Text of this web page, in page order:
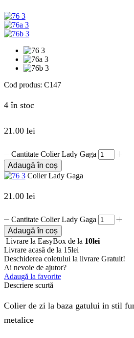
Cod produs: C147
4 în stoc
21.00 lei
Cantitate Colier Lady Gaga
Adaugă în coș
Colier Lady Gaga
21.00 lei
Cantitate Colier Lady Gaga
Adaugă în coș
Livrare la EasyBox de la 10lei
Livrare acasă de la 15lei
Deschiderea coletului la livrare Gratuit!
Ai nevoie de ajutor?
Adaugă la favorite
Descriere scurtă
Colier de zi la baza gatului in stil
metalice